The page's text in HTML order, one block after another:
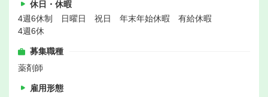
休日・休暇
4週6休制 日曜日 祝日 年末年始休暇 有給休暇
4週6休
募集職種
薬剤師
雇用形態